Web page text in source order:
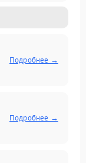
Подробнее →
Подробнее →